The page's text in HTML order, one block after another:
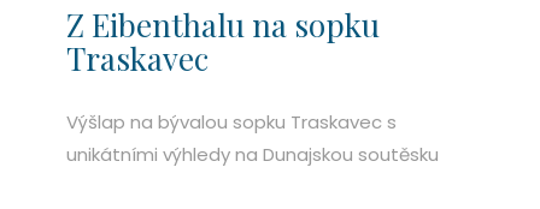
Z Eibenthalu na sopku
Traskavec
Výšlap na bývalou sopku Traskavec s
unikátními výhledy na Dunajskou soutěsku